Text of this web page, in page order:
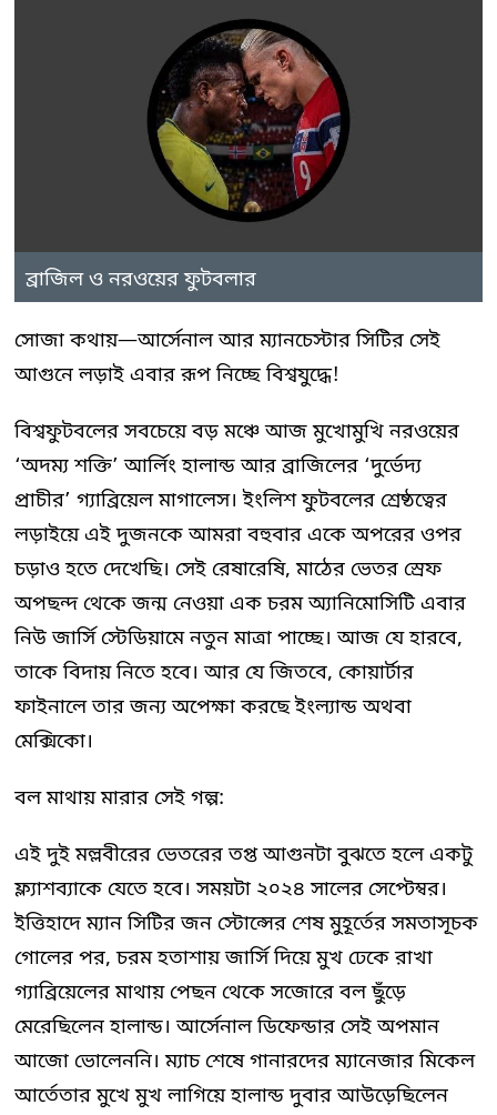
ব্রাজিল ও নরওয়ের ফুটবলার
সোজা কথায়—আর্সেনাল আর ম্যানচেস্টার সিটির সেই
আগুনে লড়াই এবার রূপ নিচ্ছে বিশ্বযুদ্ধে!
বিশ্বফুটবলের সবচেয়ে বড় মঞ্চে আজ মুখোমুখি নরওয়ের
‘অদম্য শক্তি’ আর্লিং হালান্ড আর ব্রাজিলের ‘দুর্ভেদ্য
প্রাচীর’ গ্যাব্রিয়েল মাগালেস। ইংলিশ ফুটবলের শ্রেষ্ঠত্বের
লড়াইয়ে এই দুজনকে আমরা বহুবার একে অপরের ওপর
চড়াও হতে দেখেছি। সেই রেষারেষি, মাঠের ভেতর স্রেফ
অপছন্দ থেকে জন্ম নেওয়া এক চরম অ্যানিমোসিটি এবার
নিউ জার্সি স্টেডিয়ামে নতুন মাত্রা পাচ্ছে। আজ যে হারবে,
তাকে বিদায় নিতে হবে। আর যে জিতবে, কোয়ার্টার
ফাইনালে তার জন্য অপেক্ষা করছে ইংল্যান্ড অথবা
মেক্সিকো।
বল মাথায় মারার সেই গল্প:
এই দুই মল্লবীরের ভেতরের তপ্ত আগুনটা বুঝতে হলে একটু
ফ্ল্যাশব্যাকে যেতে হবে। সময়টা ২০২৪ সালের সেপ্টেম্বর।
ইত্তিহাদে ম্যান সিটির জন স্টোন্সের শেষ মুহূর্তের সমতাসূচক
গোলের পর, চরম হতাশায় জার্সি দিয়ে মুখ ঢেকে রাখা
গ্যাব্রিয়েলের মাথায় পেছন থেকে সজোরে বল ছুঁড়ে
মেরেছিলেন হালান্ড। আর্সেনাল ডিফেন্ডার সেই অপমান
আজো ভোলেননি। ম্যাচ শেষে গানারদের ম্যানেজার মিকেল
আর্তেতার মুখে মুখ লাগিয়ে হালান্ড দুবার আউড়েছিলেন